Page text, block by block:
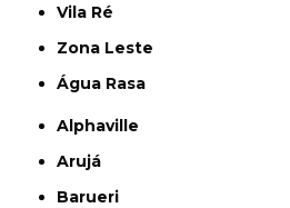
Vila Ré
Zona Leste
Água Rasa
Alphaville
Arujá
Barueri